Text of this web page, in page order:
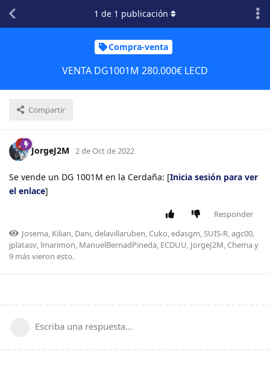
Compra-venta
VENTA DG1001M 280.000€ LECD
Compartir
1 de 1 publicación
JorgeJ2M 2 de Oct de 2022
Se vende un DG 1001M en la Cerdaña: [Inicia sesión para ver
el enlace]
Responder
Josema, Kilian, Dani,delavillaruben, Cuko,edasgm,SUIS-R,agc00,
jplatasv, lmarimon, ManuelBernadPineda, ECDUU, JorgeJ2M, Chemay
9 másvieron esto.
Escriba una respuesta...